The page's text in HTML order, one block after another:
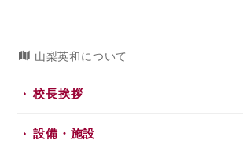
山梨英和について
校長挨拶
設備・施設